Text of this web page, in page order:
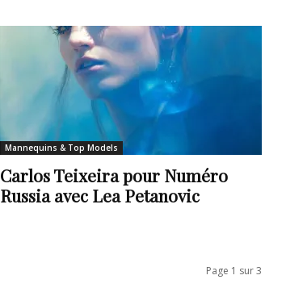
Mannequins & Top Models
Carlos Teixeira pour Numéro
Russia avec Lea Petanovic
Page 1 sur 3